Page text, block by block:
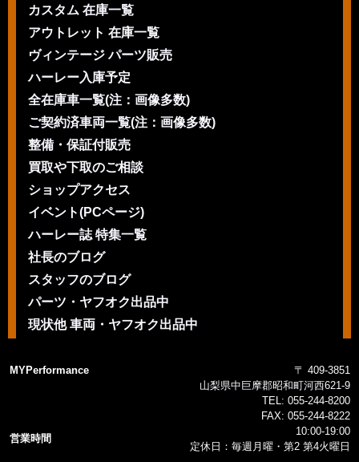
カスタム 在庫一覧
アウトレット 在庫一覧
ヴィンテージ パーツ販売
ハーレー入庫予定
全在庫車一覧(注：画像多数)
ご契約済車両一覧(注：画像多数)
整備・保証付販売
買取や下取のご相談
ショップアクセス
イベント(PCページ)
ハーレー誌 特集一覧
社長のブログ
スタッフのブログ
パーツ・ヤフオク出品中
現状他 車両・ヤフオク出品中
MYPerformance
〒 409-3851
山梨県中巨摩郡昭和町河西621-9
TEL: 055-244-8200
FAX: 055-244-8222
営業時間
10:00-19:00
定休日：毎週月曜・第2 第4火曜日